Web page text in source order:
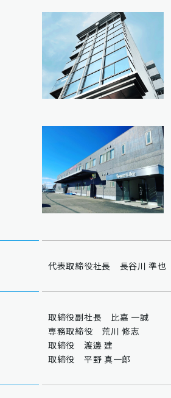
代表取締役社長 長谷川 準也
取締役副社長 比嘉 一誠
専務取締役 荒川 修志
取締役 渡邊 建
取締役 平野 真一郎